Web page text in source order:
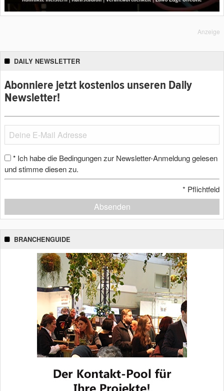
Anzeige
DAILY NEWSLETTER
Abonniere jetzt kostenlos unseren Daily
Newsletter!
* Ich habe die Bedingungen zur Newsletter-Anmeldung gelesen
und stimme diesen zu.
* Pflichtfeld
Absenden
BRANCHENGUIDE